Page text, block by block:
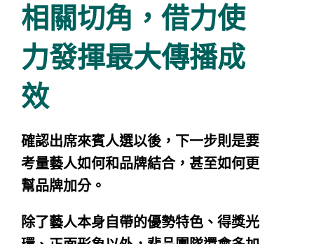
相關切角，借力使
力發揮最大傳播成
效
確認出席來賓人選以後，下一步則是要
考量藝人如何和品牌結合，甚至如何更
幫品牌加分。
除了藝人本身自帶的優勢特色、得獎光